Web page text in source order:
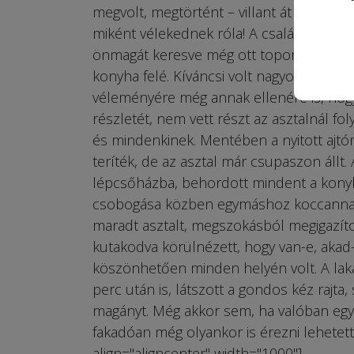
megvolt, megtörtént – villant át rajta. –
miként vélekednek róla! A családjáról.
önmagát keresve még ott toporgott az
konyha felé. Kíváncsi volt nagyon az
véleményére még annak ellenére is,
részletét, nem vett részt az asztalnál
és mindenkinek. Mentében a nyitott
teríték, de az asztal már csupaszon állt.
lépcsőházba, behordott mindent a
csobogása közben egymáshoz
maradt asztalt, megszokásból
kutakodva körülnézett, hogy van-e,
köszönhetően minden helyén volt. A
perc után is, látszott a gondos kéz
magányt. Még akkor sem, ha valóban
fakadóan még olyankor is érezni